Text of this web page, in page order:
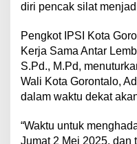
diri pencak silat
Pengkot IPSI Kota
Kerja Sama Antar
S.Pd., M.Pd,
Wali Kota Gorontalo,
dalam waktu dekat
“Waktu untuk
Jumat 2 Mei 2025, dan